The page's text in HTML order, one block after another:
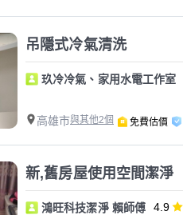
吊隱式冷氣清洗
玖冷冷氣、家用水電工作室
高雄市與其他2個 免費估價
新,舊房屋使用空間潔淨
鴻旺科技潔淨 賴師傅 4.9